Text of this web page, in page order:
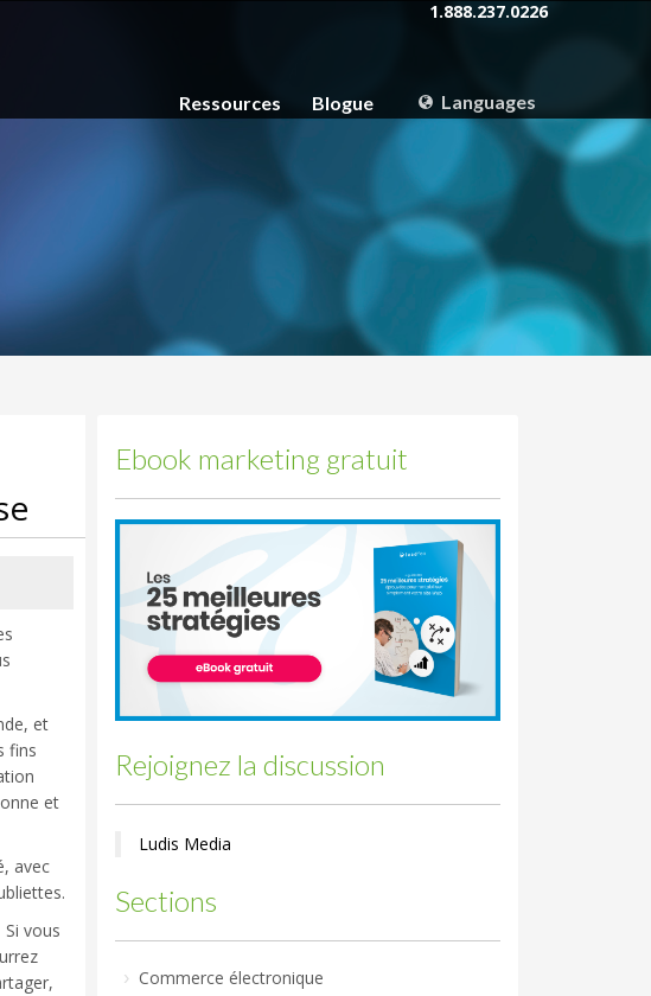
1.888.237.0226
Languages
Ressources Blogue
et
fins
et
avec
Si vous
Ebook marketing gratuit
Rejoignez la discussion
Ludis Media
Sections
Commerce électronique